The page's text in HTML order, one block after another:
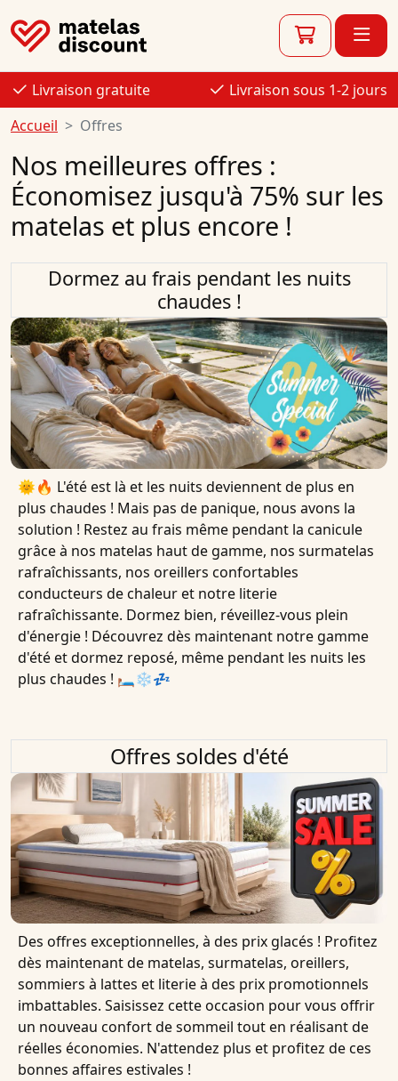
Livraison gratuite
Livraison sous 1-2 jours
Accueil
Offres
Nos meilleures offres :
Économisez jusqu'à 75% sur les
matelas et plus encore !
Dormez au frais pendant les nuits
chaudes !
🌞🔥 L'été est là et les nuits deviennent de plus en
plus chaudes ! Mais pas de panique, nous avons la
solution ! Restez au frais même pendant la canicule
grâce à nos matelas haut de gamme, nos surmatelas
rafraîchissants, nos oreillers confortables
conducteurs de chaleur et notre literie
rafraîchissante. Dormez bien, réveillez-vous plein
d'énergie ! Découvrez dès maintenant notre gamme
d'été et dormez reposé, même pendant les nuits les
plus chaudes ! 🛏❄️💤
Offres soldes d'été
Des offres exceptionnelles, à des prix glacés ! Profitez
dès maintenant de matelas, surmatelas, oreillers,
sommiers à lattes et literie à des prix promotionnels
imbattables. Saisissez cette occasion pour vous offrir
un nouveau confort de sommeil tout en réalisant de
réelles économies. N'attendez plus et profitez de ces
bonnes affaires estivales !